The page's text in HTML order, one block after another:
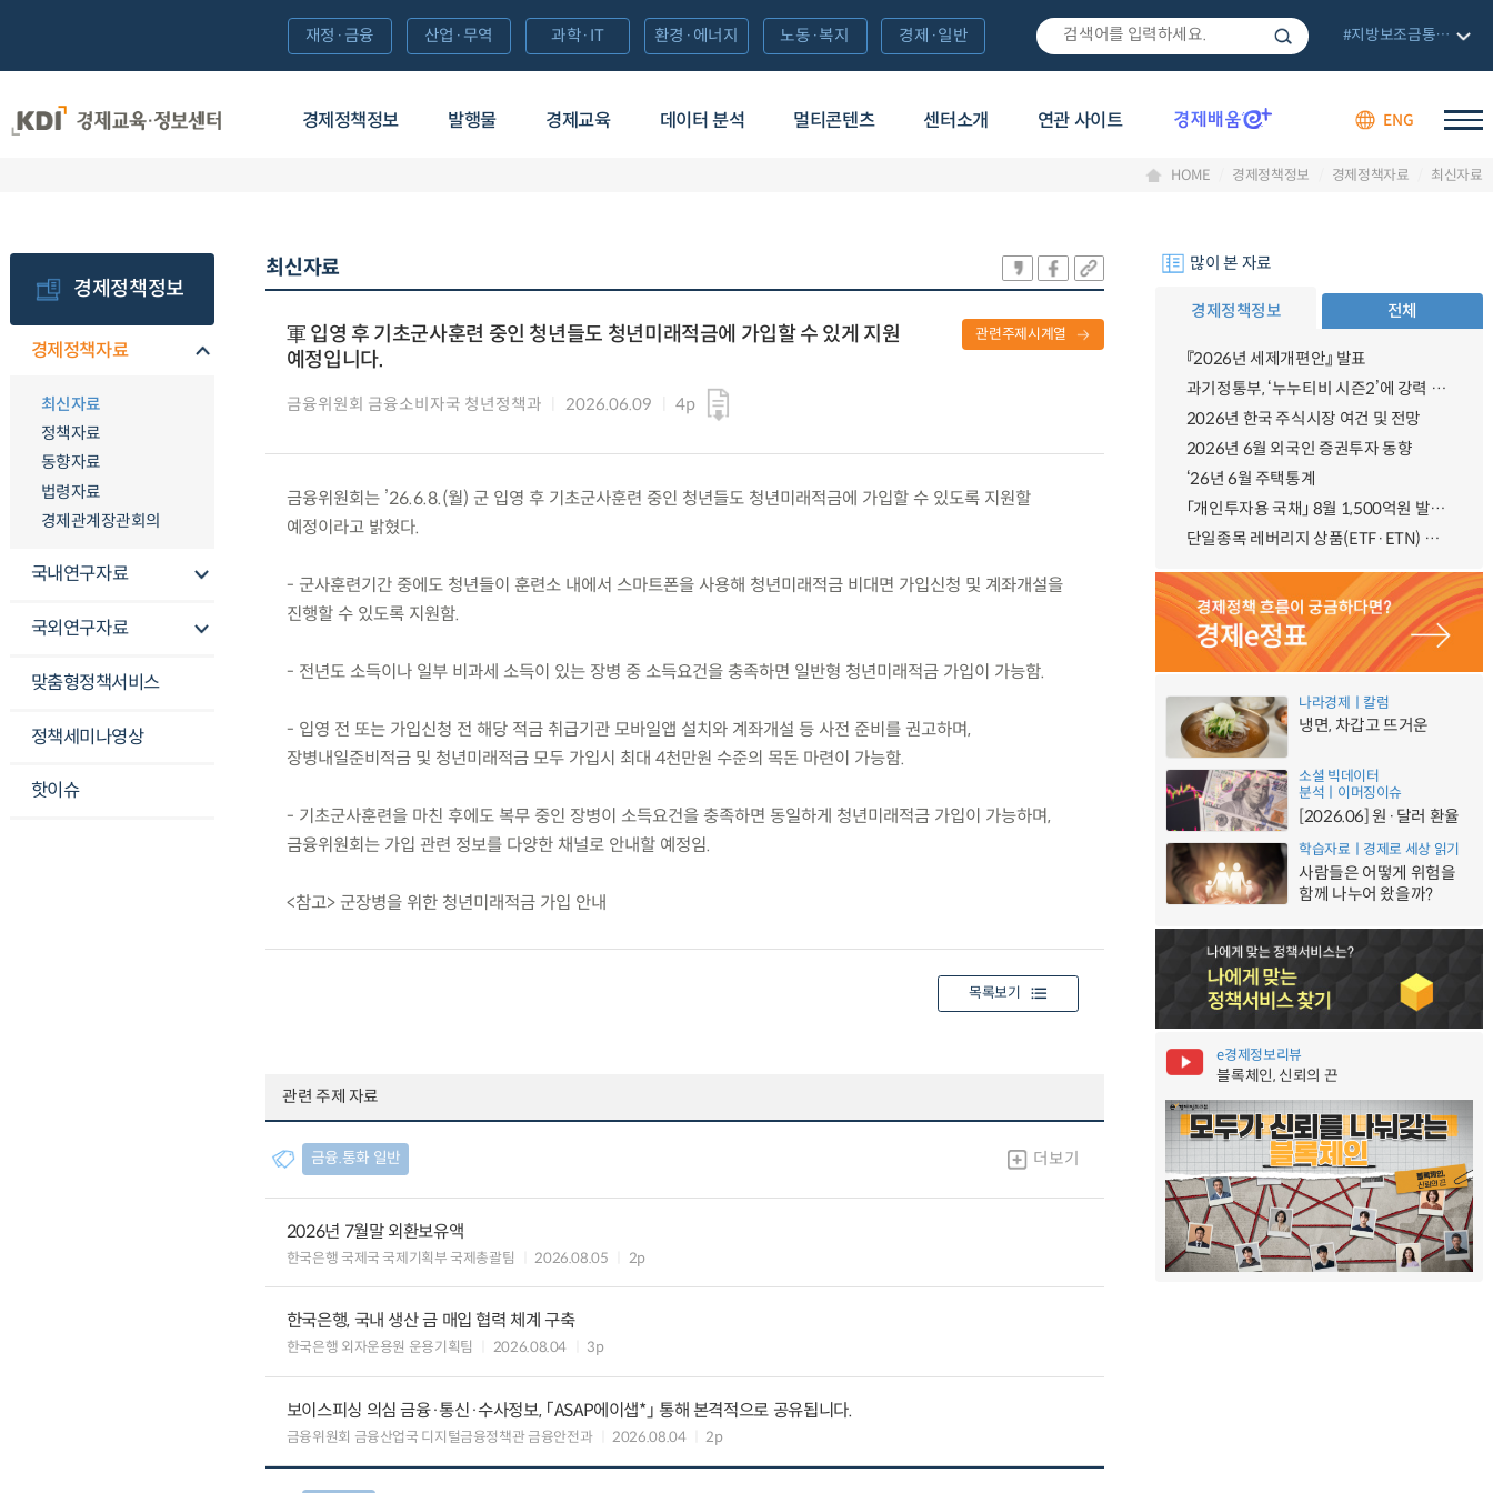
경제정책정보 발행물 경제교육 데이터 분석 멀티콘텐츠 센터소개 연관 사이트 ENG
재정·금융 산업·무역 과학·IT 환경·에너지 노동·복지 경제·일반 #지방보조금통합관리망
HOME 경제정책정보 경제정책자료 최신자료
경제정책정보
경제정책자료
최신자료
정책자료
동향자료
법령자료
경제관계장관회의
국내연구자료
국외연구자료
맞춤형정책서비스
정책세미나영상
핫이슈
최신자료
軍 입영 후 기초군사훈련 중인 청년들도 청년미래적금에 가입할 수 있게 지원
예정입니다.
금융위원회 금융소비자국 청년정책과 2026.06.09 4p
관련주제시계열
금융위원회는 ’26.6.8.(월) 군 입영 후 기초군사훈련 중인 청년들도 청년미래적금에 가입할 수 있도록 지원할
예정이라고 밝혔다.
- 군사훈련기간 중에도 청년들이 훈련소 내에서 스마트폰을 사용해 청년미래적금 비대면 가입신청 및 계좌개설을
진행할 수 있도록 지원함.
- 전년도 소득이나 일부 비과세 소득이 있는 장병 중 소득요건을 충족하면 일반형 청년미래적금 가입이 가능함.
- 입영 전 또는 가입신청 전 해당 적금 취급기관 모바일앱 설치와 계좌개설 등 사전 준비를 권고하며,
장병내일준비적금 및 청년미래적금 모두 가입시 최대 4천만원 수준의 목돈 마련이 가능함.
- 기초군사훈련을 마친 후에도 복무 중인 장병이 소득요건을 충족하면 동일하게 청년미래적금 가입이 가능하며,
금융위원회는 가입 관련 정보를 다양한 채널로 안내할 예정임.
<참고> 군장병을 위한 청년미래적금 가입 안내
목록보기
관련 주제 자료
금융.통화 일반 더보기
2026년 7월말 외환보유액
한국은행 국제국 국제기획부 국제총괄팀 2026.08.05 2p
한국은행, 국내 생산 금 매입 협력 체계 구축
한국은행 외자운용원 운용기획팀 2026.08.04 3p
보이스피싱 의심 금융·통신·수사정보, 「ASAP에이샙*」 통해 본격적으로 공유됩니다.
금융위원회 금융산업국 디지털금융정책관 금융안전과 2026.08.04 2p
많이 본 자료
경제정책정보 전체
『2026년 세제개편안』 발표
과기정통부, ‘누누티비 시즌2’에 강력 대응 의지 밝혀
2026년 한국 주식시장 여건 및 전망
2026년 6월 외국인 증권투자 동향
‘26년 6월 주택통계
「개인투자용 국채」 8월 1,500억원 발행 예정
단일종목 레버리지 상품(ETF·ETN) 기본예탁금 강화 조기시행 방안 안내
나라경제ㅣ칼럼
냉면, 차갑고 뜨거운
소셜 빅데이터
분석ㅣ이머징이슈
[2026.06] 원·달러 환율
학습자료ㅣ경제로 세상 읽기
사람들은 어떻게 위험을
함께 나누어 왔을까?
e경제정보리뷰
블록체인, 신뢰의 끈